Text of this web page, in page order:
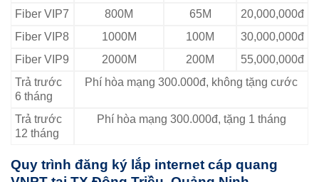
Fiber VIP7
800M 65M
20,000,000đ
Fiber VIP8
1000M 100M
30,000,000đ
Fiber VIP9
2000M 200M
55,000,000đ
Trả trước
6 tháng
Phí hòa mạng 300.000đ, không tặng cước
Trả trước
12 tháng
Phí hòa mạng 300.000đ, tặng 1 tháng
Quy trình đăng ký lắp internet cáp quang